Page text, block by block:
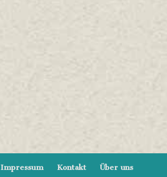
Impressum Kontakt Über uns